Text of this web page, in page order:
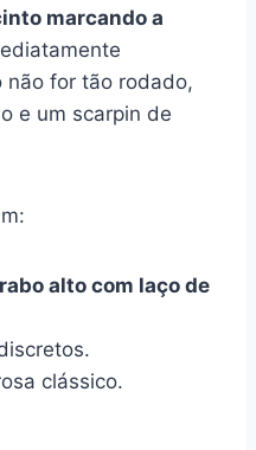
marcando a
não for tão rodado,
e um scarpin de
alto com laço de
clássico.